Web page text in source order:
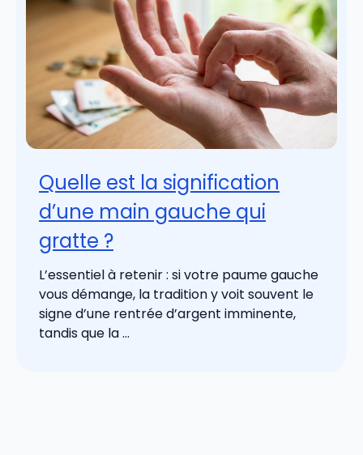
Quelle est la signification
d’une main gauche qui
gratte ?
L’essentiel à retenir : si votre paume gauche
vous démange, la tradition y voit souvent le
signe d’une rentrée d’argent imminente,
tandis que la ...